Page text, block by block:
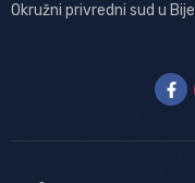
Okružni privredni sud u